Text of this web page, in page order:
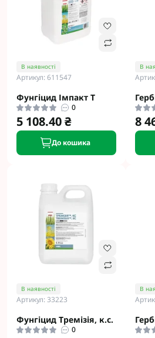
В наявності
Артикул: 611547
Фунгіцид Імпакт Т
0
5 108.40 ₴
До кошика
В
8
В наявності
Артикул: 33223
Фунгіцид Тремізія, к.с.
0
В